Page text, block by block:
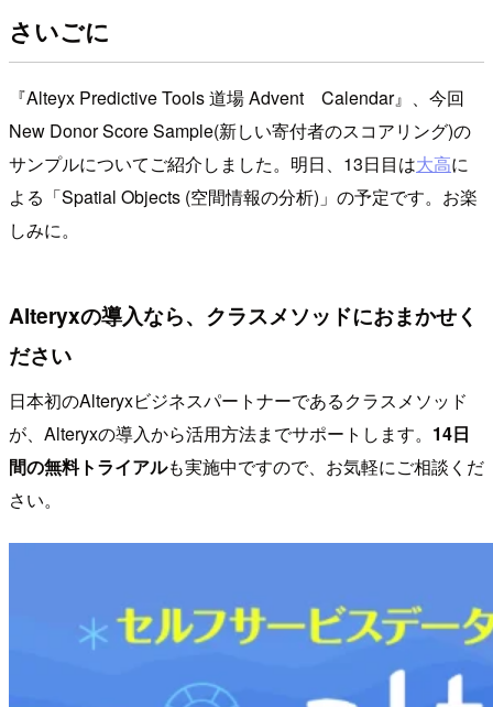
さいごに
『Alteyx Predictive Tools 道場 Advent Calendar』、今回
New Donor Score Sample(新しい寄付者のスコアリング)の
サンプルについてご紹介しました。明日、13日目は大高に
よる「Spatial Objects (空間情報の分析)」の予定です。お楽
しみに。
Alteryxの導入なら、クラスメソッドにおまかせく
ださい
日本初のAlteryxビジネスパートナーであるクラスメソッド
が、Alteryxの導入から活用方法までサポートします。 14日
間の無料トライアルも実施中ですので、お気軽にご相談くだ
さい。